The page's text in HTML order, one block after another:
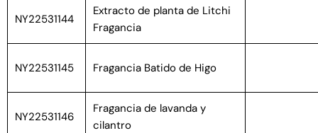
NY22531144
Extracto de planta de Litchi
Fragancia
NY22531145 Fragancia Batido de Higo
NY22531146
Fragancia de lavanda y
cilantro